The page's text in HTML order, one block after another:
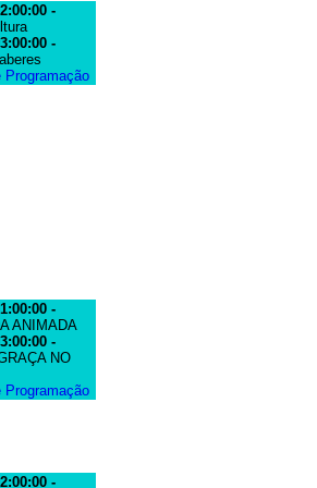
-
-
Programação
-
ANIMADA
-
NO
Programação
-